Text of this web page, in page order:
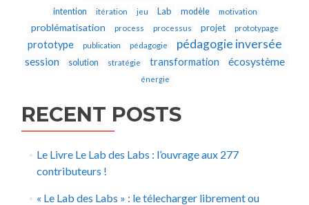
intention itération jeu Lab modèle motivation
problématisation process processus projet prototypage
prototype publication pédagogie pédagogie inversée
session solution stratégie transformation écosystème
énergie
RECENT POSTS
Le Livre Le Lab des Labs : l’ouvrage aux 277
contributeurs !
« Le Lab des Labs » : le télecharger librement ou